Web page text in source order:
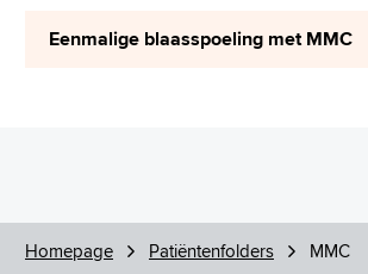
Eenmalige blaasspoeling met MMC
Homepage Patiëntenfolders MMC